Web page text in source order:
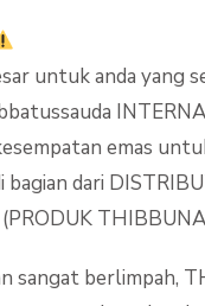
untuk anda yang
emas
bagian dari
sangat berlimpah,